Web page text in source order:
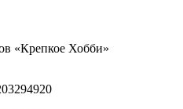
«Крепкое Хобби»